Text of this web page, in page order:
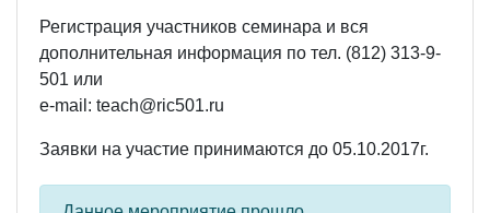
Регистрация участников семинара и вся
дополнительная информация по тел. (812) 313-9-
501 или
e-mail: teach@ric501.ru
Заявки на участие принимаются до 05.10.2017г.